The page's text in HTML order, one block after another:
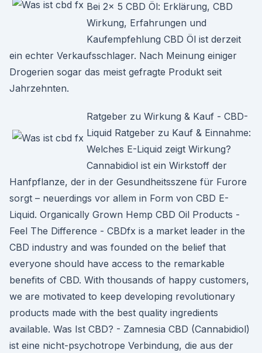
Bei 2x 5 CBD Öl: Erklärung, CBD
Wirkung, Erfahrungen und
Kaufempfehlung CBD Öl ist derzeit
ein echter Verkaufsschlager. Nach Meinung einiger
Drogerien sogar das meist gefragte Produkt seit
Jahrzehnten.
Ratgeber zu Wirkung & Kauf - CBD-
Liquid Ratgeber zu Kauf & Einnahme:
Welches E-Liquid zeigt Wirkung?
Cannabidiol ist ein Wirkstoff der
Hanfpflanze, der in der Gesundheitsszene für Furore
sorgt – neuerdings vor allem in Form von CBD E-
Liquid. Organically Grown Hemp CBD Oil Products -
Feel The Difference - CBDfx is a market leader in the
CBD industry and was founded on the belief that
everyone should have access to the remarkable
benefits of CBD. With thousands of happy customers,
we are motivated to keep developing revolutionary
products made with the best quality ingredients
available. Was Ist CBD? - Zamnesia CBD (Cannabidiol)
ist eine nicht-psychotrope Verbindung, die aus der